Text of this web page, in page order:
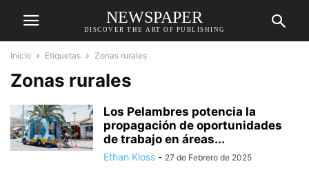
NEWSPAPER
DISCOVER THE ART OF PUBLISHING
Inicio Etiquetas Zonas rurales
Zonas rurales
Los Pelambres potencia la
propagación de oportunidades
de trabajo en áreas...
Ethan Kloss - 27 de Febrero de 2025